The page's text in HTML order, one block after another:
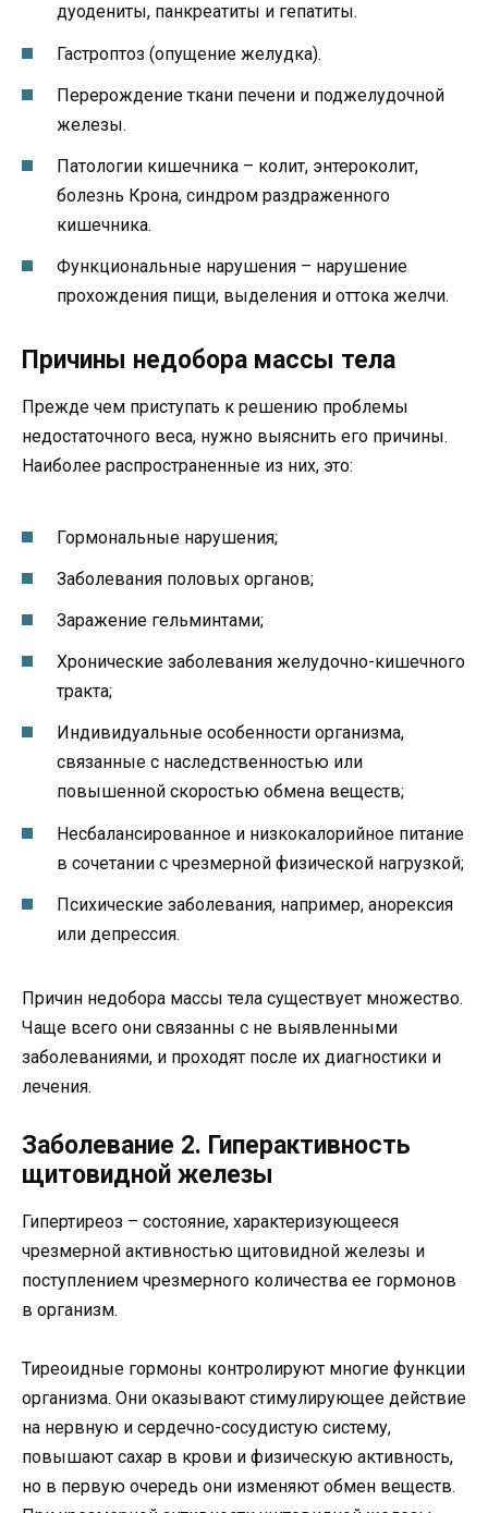
дуодениты, панкреатиты и гепатиты.
Гастроптоз (опущение желудка).
Перерождение ткани печени и поджелудочной
железы.
Патологии кишечника – колит, энтероколит,
болезнь Крона, синдром раздраженного
кишечника.
Функциональные нарушения – нарушение
прохождения пищи, выделения и оттока желчи.
Причины недобора массы тела
Прежде чем приступать к решению проблемы
недостаточного веса, нужно выяснить его причины.
Наиболее распространенные из них, это:
Гормональные нарушения;
Заболевания половых органов;
Заражение гельминтами;
Хронические заболевания желудочно-кишечного
тракта;
Индивидуальные особенности организма,
связанные с наследственностью или
повышенной скоростью обмена веществ;
Несбалансированное и низкокалорийное питание
в сочетании с чрезмерной физической нагрузкой;
Психические заболевания, например, анорексия
или депрессия.
Причин недобора массы тела существует множество.
Чаще всего они связанны с не выявленными
заболеваниями, и проходят после их диагностики и
лечения.
Заболевание 2. Гиперактивность
щитовидной железы
Гипертиреоз – состояние, характеризующееся
чрезмерной активностью щитовидной железы и
поступлением чрезмерного количества ее гормонов
в организм.
Тиреоидные гормоны контролируют многие функции
организма. Они оказывают стимулирующее действие
на нервную и сердечно-сосудистую систему,
повышают сахар в крови и физическую активность,
но в первую очередь они изменяют обмен веществ.